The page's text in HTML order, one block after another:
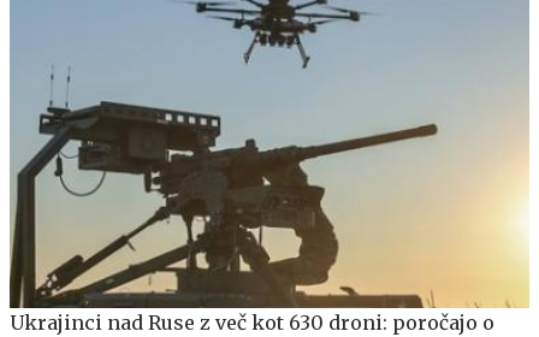
Ukrajinci nad Ruse z več kot 630 droni: poročajo o